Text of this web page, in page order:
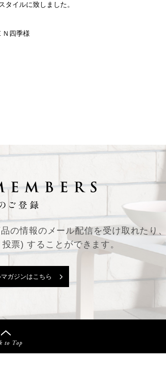
タイルに致しました。
Ｎ四季様
の情報のメール配信を受け取れたり、
票) することができます。
ガジンはこちら